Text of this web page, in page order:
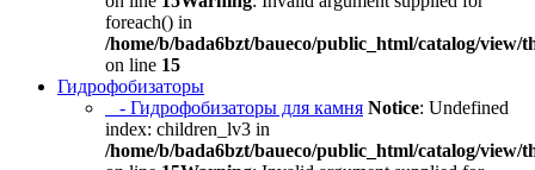
foreach() in
/home/b/bada6bzt/baueco/public_html/catalog/view/
on line 15
Гидрофобизаторы
- Гидрофобизаторы для камня Notice: Undefined
index: children_lv3 in
/home/b/bada6bzt/baueco/public_html/catalog/view/